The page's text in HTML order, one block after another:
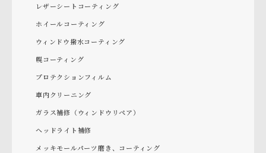
レザーシートコーティング
ホイールコーティング
ウィンドウ撥水コーティング
幌コーティング
プロテクションフィルム
車内クリーニング
ガラス補修（ウィンドウリペア）
ヘッドライト補修
メッキモールパーツ磨き、コーティング